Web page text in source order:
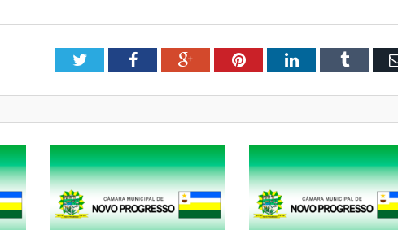
TwitterFacebookGoogle+PinterestLinkedInTumblr